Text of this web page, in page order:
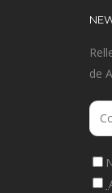
de